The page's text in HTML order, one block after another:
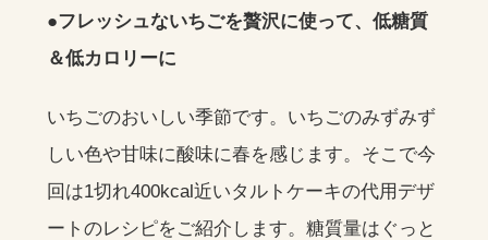
●フレッシュないちごを贅沢に使って、低糖質
＆低カロリーに
いちごのおいしい季節です。いちごのみずみず
しい色や甘味に酸味に春を感じます。そこで今
回は1切れ400kcal近いタルトケーキの代用デザ
ートのレシピをご紹介します。糖質量はぐっと